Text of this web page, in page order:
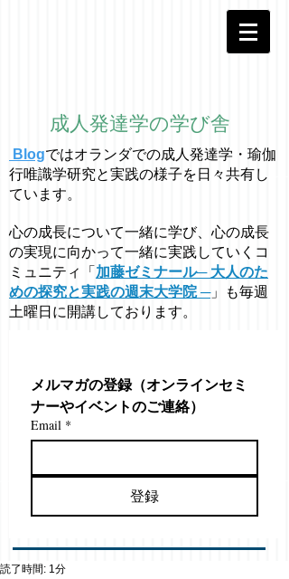
成人発達学の学び舎
Blogではオラ ンダでの成人発達学・ 瑜伽
行唯識学研究と実践の様子を日々共有し
ています。
心の成長について一緒に学び、心の成長
の実現に向かって一緒に実践していくコ
ミュニティ「 加藤ゼミナール─ 大人のた
めの探究と実践の週末大学院 ─」も毎週
土曜日に開講しております。
メルマガの登録（オンラインセミ
ナーやイベントのご連絡）
Email *
登録
読了時間: 1分